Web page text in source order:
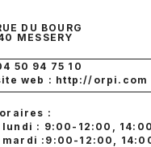
DU BOURG
MESSERY
50 94 75 10
web : http://orpi.com
:
lundi : 9:00-12:00,
mardi :9:00-12:00,